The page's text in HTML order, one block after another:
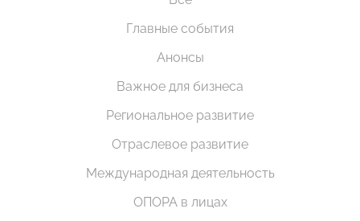
Главные события
Анонсы
Важное для бизнеса
Региональное развитие
Отраслевое развитие
Международная деятельность
ОПОРА в лицах